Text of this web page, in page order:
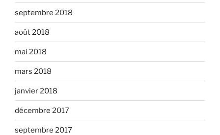
septembre 2018
août 2018
mai 2018
mars 2018
janvier 2018
décembre 2017
septembre 2017